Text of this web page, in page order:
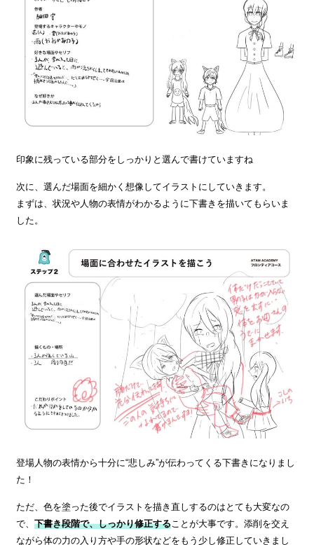
印象に残っている部分をしっかりと選んで書けていますね
次に、選んだ場面を細かく想像してイラストにしていきます。
まずは、状況や人物の表情がわかるように下書きを描いてもらいま
した。
登場人物の表情から十分に“悲しみ”が伝わってくる下書きになりまし
た！
ただ、色を塗った後でイラストを描き直しするのはとても大変なの
で、 下書き段階で、しっかり修正する ことが大事です。添削を交え
ながら体の力の入り方や手の形状などをもう少し修正していきまし